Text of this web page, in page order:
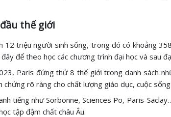
thế giới
12 triệu người sinh sống, trong đó có khoảng
để theo học các chương trình đại học và sau
Paris đứng thứ 8 thế giới trong danh sách
rõ ràng cho chất lượng giáo dục, cuộc
tiếng như Sorbonne, Sciences Po, Paris-
tập đậm chất châu Âu.